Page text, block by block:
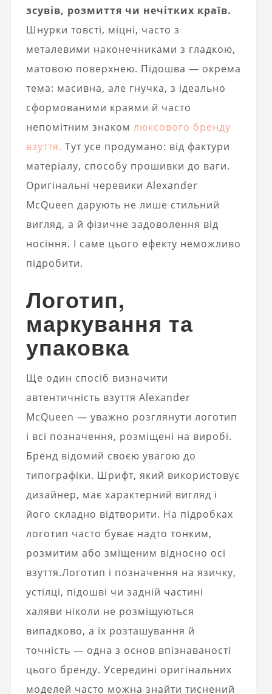
зсувів, розмиття чи нечітких країв.
Шнурки товсті, міцні, часто з
металевими наконечниками з гладкою,
матовою поверхнею. Підошва — окрема
тема: масивна, але гнучка, з ідеально
сформованими краями й часто
непомітним знаком люксового бренду
взуття. Тут усе продумано: від фактури
матеріалу, способу прошивки до ваги.
Оригінальні черевики Alexander
McQueen дарують не лише стильний
вигляд, а й фізичне задоволення від
носіння. І саме цього ефекту неможливо
підробити.
Логотип,
маркування та
упаковка
Ще один спосіб визначити
автентичність взуття Alexander
McQueen — уважно розглянути логотип
і всі позначення, розміщені на виробі.
Бренд відомий своєю увагою до
типографіки. Шрифт, який використовує
дизайнер, має характерний вигляд і
його складно відтворити. На підробках
логотип часто буває надто тонким,
розмитим або зміщеним відносно осі
взуття.Логотип і позначення на язичку,
устілці, підошві чи задній частині
халяви ніколи не розміщуються
випадково, а їх розташування й
точність — одна з основ впізнаваності
цього бренду. Усередині оригінальних
моделей часто можна знайти тиснений